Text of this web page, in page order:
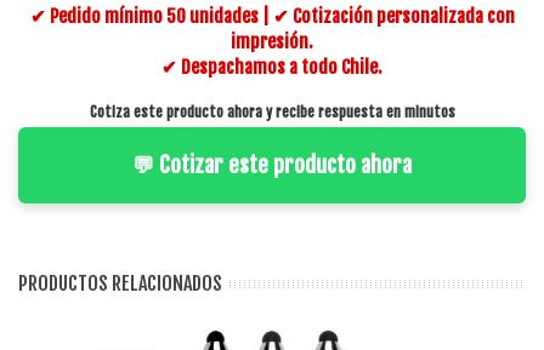
✔ Pedido mínimo 50 unidades | ✔ Cotización personalizada con
impresión.
✔ Despachamos a todo Chile.
Cotiza este producto ahora y recibe respuesta en minutos
💬 Cotizar este producto ahora
PRODUCTOS RELACIONADOS